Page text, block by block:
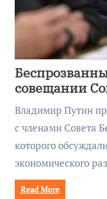
совещании
руководством
Владимир Путин
с членами Совета
которого
экономического
Read More